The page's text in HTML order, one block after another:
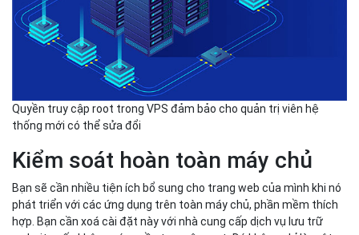
Quyền truy cập root trong VPS đảm bảo cho quản trị viên hệ
thống mới có thể sửa đổi
Kiểm soát hoàn toàn máy chủ
Bạn sẽ cần nhiều tiện ích bổ sung cho trang web của mình khi nó
phát triển với các ứng dụng trên toàn máy chủ, phần mềm thích
hợp. Bạn cần xoá cài đặt này với nhà cung cấp dịch vụ lưu trữ